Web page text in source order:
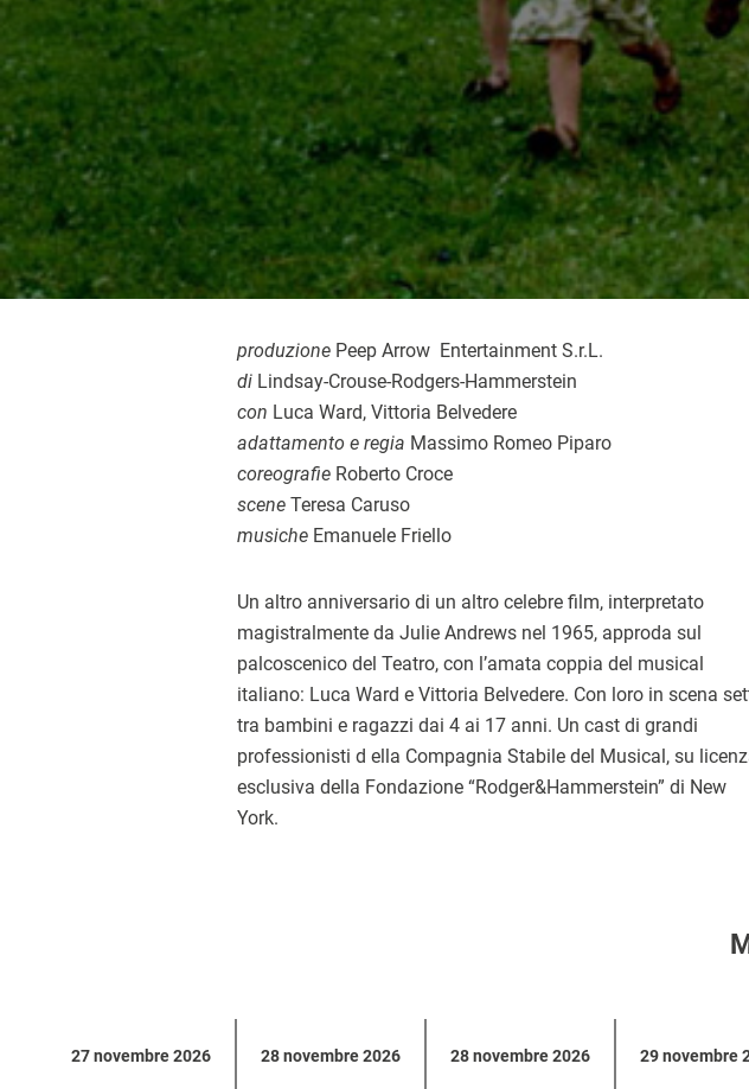
produzione Peep Arrow Entertainment S.r.L.
di Lindsay-Crouse-Rodgers-Hammerstein
con Luca Ward, Vittoria Belvedere
adattamento e regia Massimo Romeo Piparo
coreografie Roberto Croce
scene Teresa Caruso
musiche Emanuele Friello
Un altro anniversario di un altro celebre film, interpretato
magistralmente da Julie Andrews nel 1965, approda sul
palcoscenico del Teatro, con l’amata coppia del musical
italiano: Luca Ward e Vittoria Belvedere. Con loro in scena
tra bambini e ragazzi dai 4 ai 17 anni. Un cast di grandi
professionisti d ella Compagnia Stabile del Musical, su
esclusiva della Fondazione “Rodger&Hammerstein” di New
York.
eventi
27 novembre 2026 28 novembre 2026 28 novembre 2026 29 novembre